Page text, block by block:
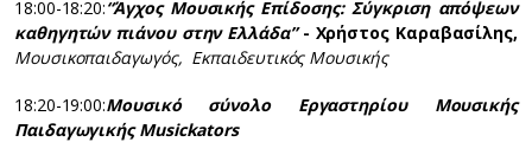
18:00-18:20:“Άγχος Μουσικής Επίδοσης: Σύγκριση απόψεων
καθηγητών πιάνου στην Ελλάδα”- Χρήστος Καραβασίλης,
Μουσικοπαιδαγωγός, Εκπαιδευτικός Μουσικής
18:20-19:00:Μουσικό σύνολο Eργαστηρίου Μουσικής
Παιδαγωγικής Musickators